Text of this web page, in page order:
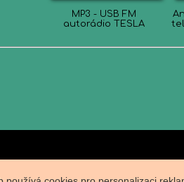
MP3 - USB FM
autorádio TESLA